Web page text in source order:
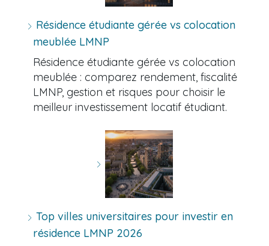
Résidence étudiante gérée vs colocation
meublée LMNP
Résidence étudiante gérée vs colocation
meublée : comparez rendement, fiscalité
LMNP, gestion et risques pour choisir le
meilleur investissement locatif étudiant.
Top villes universitaires pour investir en
résidence LMNP 2026